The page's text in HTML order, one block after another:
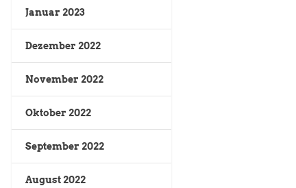
Januar 2023
Dezember 2022
November 2022
Oktober 2022
September 2022
August 2022